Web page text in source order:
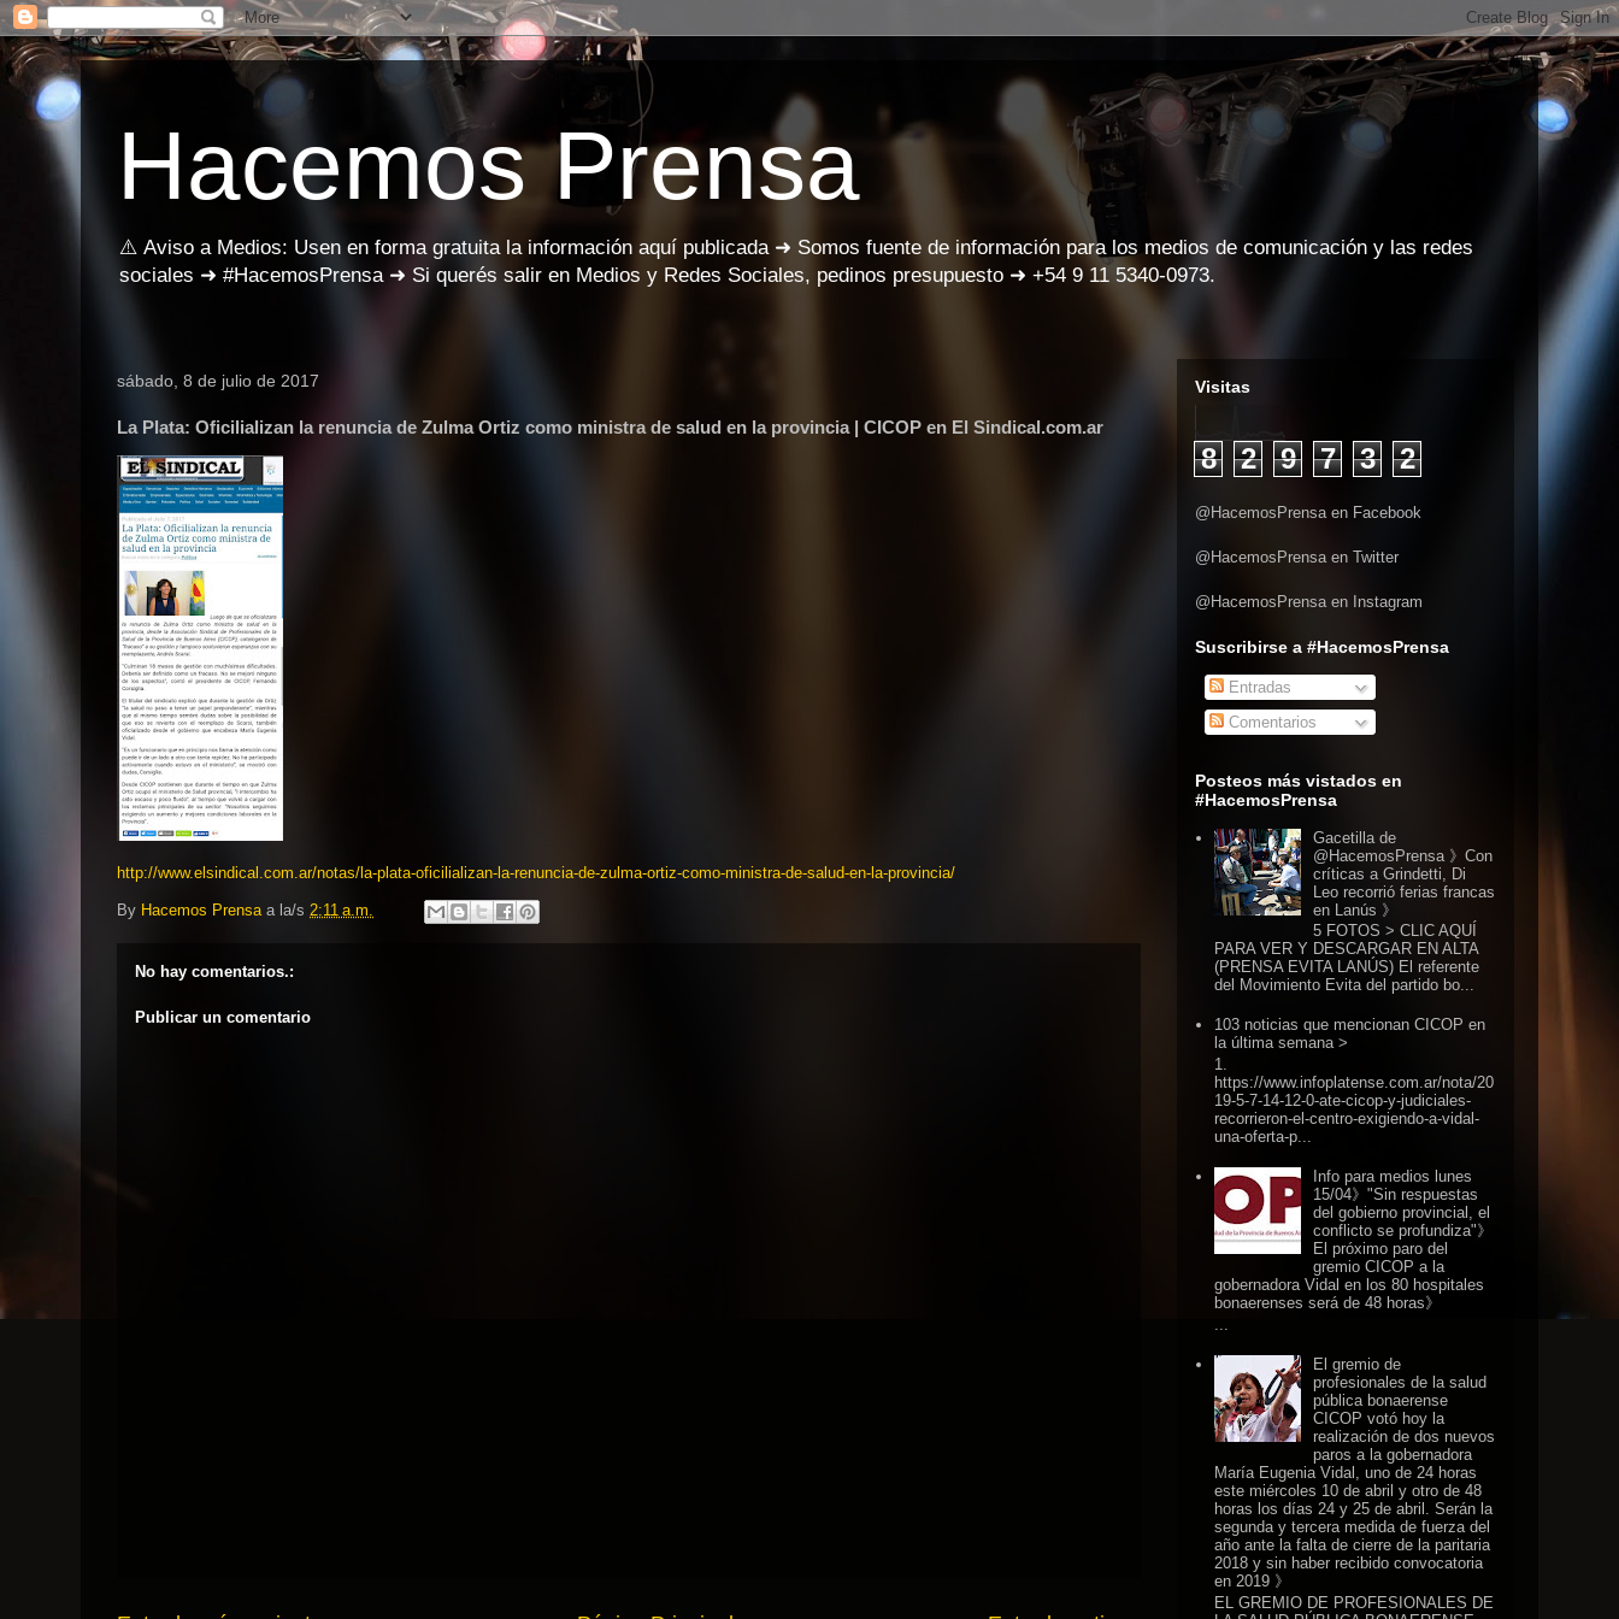
Hacemos Prensa
⚠️ Aviso a Medios: Usen en forma gratuita la información aquí publicada ➜ Somos fuente de información para los medios de comunicación y las redes
sociales ➜ #HacemosPrensa ➜ Si querés salir en Medios y Redes Sociales, pedinos presupuesto ➜ +54 9 11 5340-0973.
sábado, 8 de julio de 2017
La Plata: Oficilializan la renuncia de Zulma Ortiz como ministra de salud en la provincia | CICOP en El Sindical.com.ar
http://www.elsindical.com.ar/notas/la-plata-oficilializan-la-renuncia-de-zulma-ortiz-como-ministra-de-salud-en-la-provincia/
By Hacemos Prensa a la/s 2:11 a.m.
No hay comentarios.:
Publicar un comentario
Visitas
8 2 9 7 3 2
@HacemosPrensa en Facebook
@HacemosPrensa en Twitter
@HacemosPrensa en Instagram
Suscribirse a #HacemosPrensa
Entradas
Comentarios
Posteos más vistados en
#HacemosPrensa
Gacetilla de
@HacemosPrensa 》Con
críticas a Grindetti, Di
Leo recorrió ferias francas
en Lanús 》
5 FOTOS > CLIC AQUÍ
PARA VER Y DESCARGAR EN ALTA
(PRENSA EVITA LANÚS) El referente
del Movimiento Evita del partido bo...
103 noticias que mencionan CICOP en
la última semana >
1.
https://www.infoplatense.com.ar/nota/20
19-5-7-14-12-0-ate-cicop-y-judiciales-
recorrieron-el-centro-exigiendo-a-vidal-
una-oferta-p...
Info para medios lunes
15/04》"Sin respuestas
del gobierno provincial, el
conflicto se profundiza"》
El próximo paro del
gremio CICOP a la
gobernadora Vidal en los 80 hospitales
bonaerenses será de 48 horas》
El gremio de
profesionales de la salud
pública bonaerense
CICOP votó hoy la
realización de dos nuevos
paros a la gobernadora
María Eugenia Vidal, uno de 24 horas
este miércoles 10 de abril y otro de 48
horas los días 24 y 25 de abril. Serán la
segunda y tercera medida de fuerza del
año ante la falta de cierre de la paritaria
2018 y sin haber recibido convocatoria
en 2019 》
EL GREMIO DE PROFESIONALES DE